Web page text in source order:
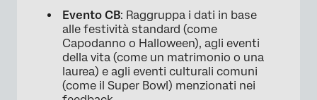
Evento CB: Raggruppa i dati in base
alle festività standard (come
Capodanno o Halloween), agli eventi
della vita (come un matrimonio o una
laurea) e agli eventi culturali comuni
(come il Super Bowl) menzionati nei